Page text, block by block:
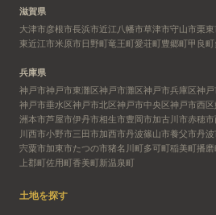
滋賀県
大津市彦根市長浜市近江八幡市草津市守山市栗東
東近江市米原市日野町竜王町愛荘町豊郷町甲良町
兵庫県
神戸市神戸市東灘区神戸市灘区神戸市兵庫区神
神戸市垂水区神戸市北区神戸市中央区神戸市西区
洲本市芦屋市伊丹市相生市豊岡市加古川市赤穂市
川西市小野市三田市加西市丹波篠山市養父市丹波
宍粟市加東市たつの市猪名川町多可町稲美町播
上郡町佐用町香美町新温泉町
土地を探す